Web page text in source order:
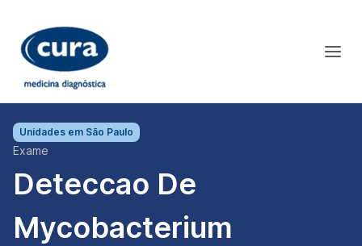
Unidades em São Paulo
Exame
Deteccao De
Mycobacterium